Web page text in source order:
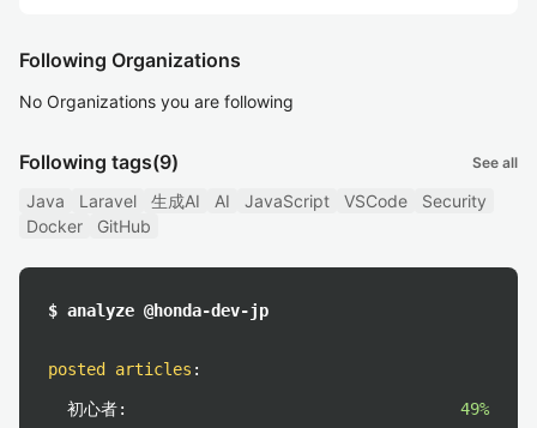
Following Organizations
No Organizations you are following
Following tags(9) See all
Java Laravel 生成AI AI JavaScript VSCode
Security
Docker
GitHub
$ analyze @honda-dev-jp
posted articles :
初心者:
49%